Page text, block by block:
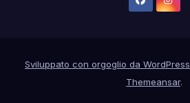
Sviluppato con orgoglio da WordPress
Themeansar.